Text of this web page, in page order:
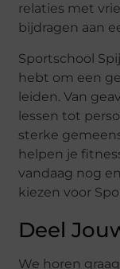
relaties met
bijdragen aan
Sportschool
hebt om een
leiden. Van
lessen tot
sterke
helpen je
vandaag nog
kiezen voor
Deel
We horen